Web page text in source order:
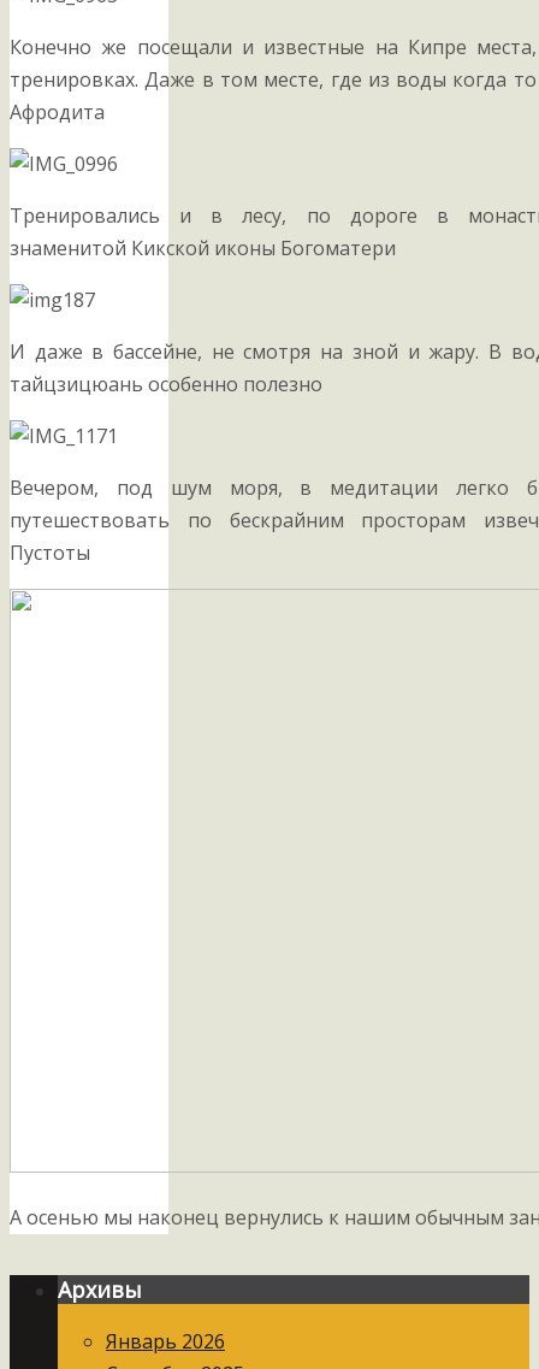
Конечно же посещали и известные на Кипре
тренировках. Даже в том месте, где из воды когда
Афродита
Тренировались и в лесу, по дороге в
знаменитой Кикской иконы Богоматери
И даже в бассейне, не смотря на зной и жару. В
тайцзицюань особенно полезно
Вечером, под шум моря, в медитации легко
путешествовать по бескрайним просторам
Пустоты
А осенью мы наконец вернулись к нашим обычным
Архивы
Январь 2026